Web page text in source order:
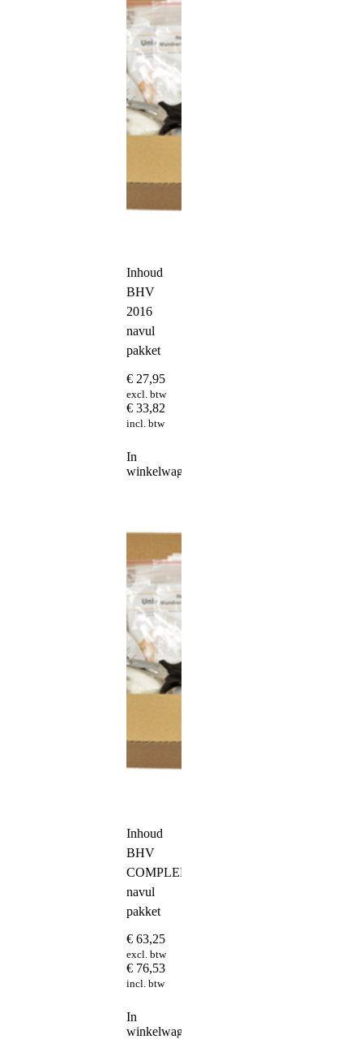
Inhoud
BHV
2016
navul
pakket
€ 27,95
excl. btw
€ 33,82
incl. btw
In
winkelwagen
Inhoud
BHV
COMPLEET
navul
pakket
€ 63,25
excl. btw
€ 76,53
incl. btw
In
winkelwagen